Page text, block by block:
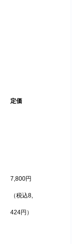
定価
7,800円
（税込8,
424円）